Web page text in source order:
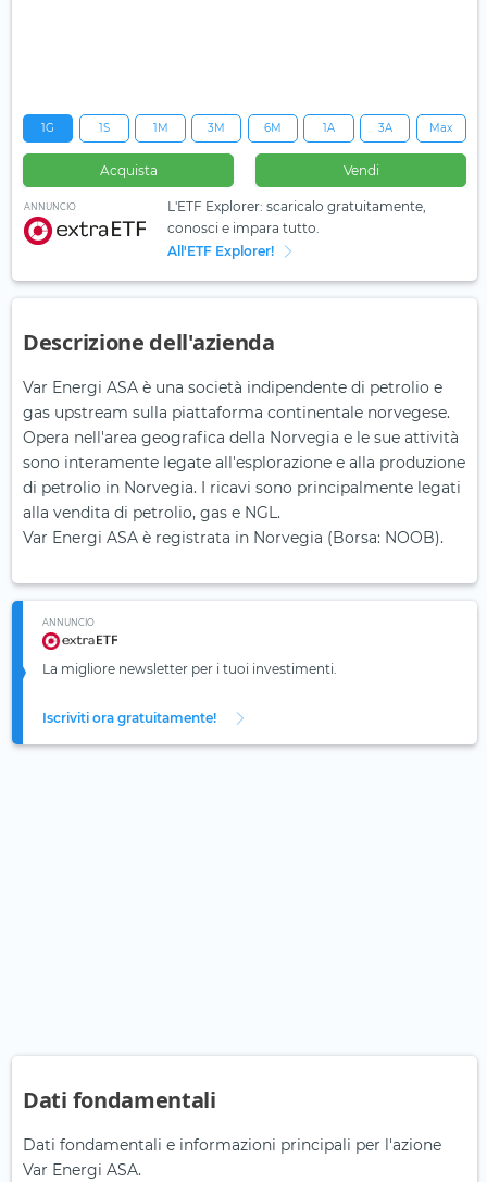
1G 1S 1M 3M 6M 1A 3A Max
Acquista Vendi
ANNUNCIO
L'ETF Explorer: scaricalo gratuitamente,
conosci e impara tutto.
All'ETF Explorer!
Descrizione dell'azienda
Var Energi ASA è una società indipendente di petrolio e
gas upstream sulla piattaforma continentale norvegese.
Opera nell'area geografica della Norvegia e le sue attività
sono interamente legate all'esplorazione e alla produzione
di petrolio in Norvegia. I ricavi sono principalmente legati
alla vendita di petrolio, gas e NGL.
Var Energi ASA è registrata in Norvegia (Borsa: NOOB).
ANNUNCIO
La migliore newsletter per i tuoi investimenti.
Iscriviti ora gratuitamente!
Dati fondamentali
Dati fondamentali e informazioni principali per l'azione
Var Energi ASA.